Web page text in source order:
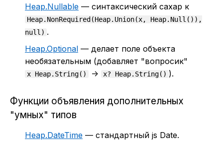
Heap.Nullable — синтаксический сахар к
Heap.NonRequired(Heap.Union(x, Heap.Null()),
null) .
Heap.Optional — делает поле объекта
необязательным (добавляет "вопросик"
x Heap.String() -> x? Heap.String() ).
Функции объявления дополнительных
"умных" типов
Heap.DateTime — стандартный js Date.